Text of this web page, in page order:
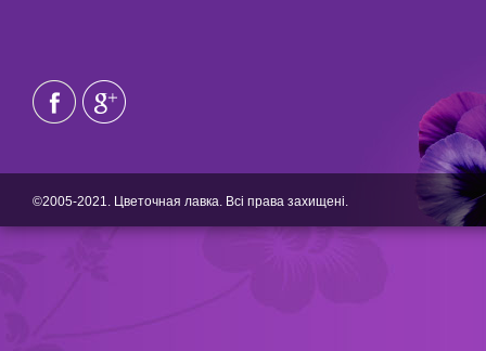
©2005-2021. Цветочная лавка. Всі права захищені.